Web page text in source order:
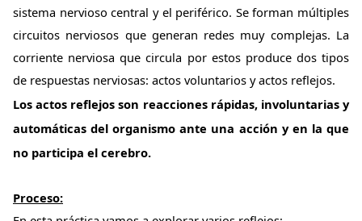
sistema nervioso central y el periférico. Se forman múltiples
circuitos nerviosos que generan redes muy complejas. La
corriente nerviosa que circula por estos produce dos tipos
de respuestas nerviosas: actos voluntarios y actos reflejos.
Los actos reflejos son reacciones rápidas, involuntarias y
automáticas del organismo ante una acción y en la que
no participa el cerebro.
Proceso: